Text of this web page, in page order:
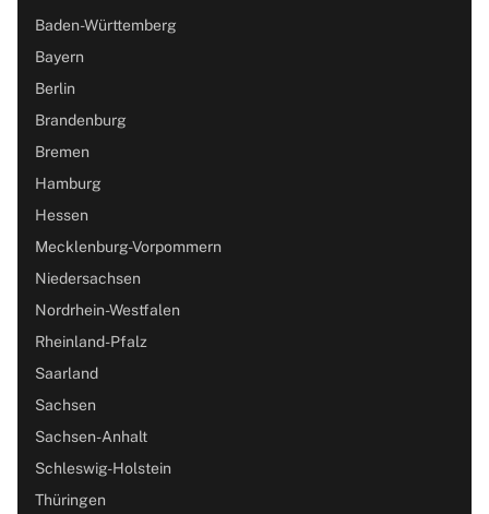
Baden-Württemberg
Bayern
Berlin
Brandenburg
Bremen
Hamburg
Hessen
Mecklenburg-Vorpommern
Niedersachsen
Nordrhein-Westfalen
Rheinland-Pfalz
Saarland
Sachsen
Sachsen-Anhalt
Schleswig-Holstein
Thüringen